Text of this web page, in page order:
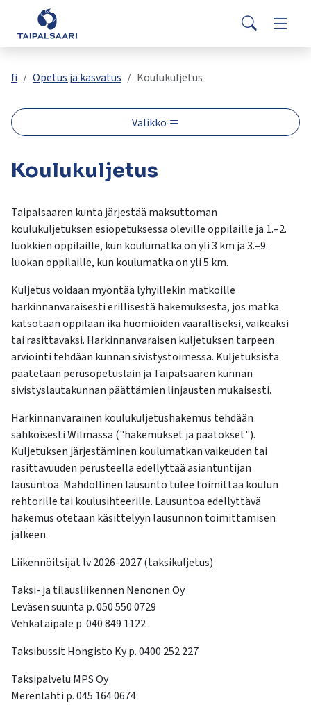
Siirry pääsisältöön
Palaute
Yhteystiedot
Search
Valitse
oleva
ylös-
ja
Siirry
valittuun
painamalla
enteriä.
Kosketuslaitteiden
käyttäjät
voivat
käyttää
kosketus-
ja
pyyhkäisyliikkeitä.
Asuminen ja rakentaminen
Opetus ja kasvatus
Hyvinvointi ja terveys
Kulttuuri ja vapaa-aika
Kunta ja päätöksenteko
Työ ja yrittäminen
fi Opetus ja kasvatus Koulukuljetus
Valikko
Koulukuljetus
Taipalsaaren kunta järjestää maksuttoman
koulukuljetuksen esiopetuksessa oleville oppilaille ja 1.–2.
luokkien oppilaille, kun koulumatka on yli 3 km ja 3.–9.
luokan oppilaille, kun koulumatka on yli 5 km.
Kuljetus voidaan myöntää lyhyillekin matkoille
harkinnanvaraisesti erillisestä hakemuksesta, jos matka
katsotaan oppilaan ikä huomioiden vaaralliseksi, vaikeaksi
tai rasittavaksi. Harkinnanvaraisen kuljetuksen tarpeen
arviointi tehdään kunnan sivistystoimessa. Kuljetuksista
päätetään perusopetuslain ja Taipalsaaren kunnan
sivistyslautakunnan päättämien linjausten mukaisesti.
Harkinnanvarainen koulukuljetushakemus tehdään
sähköisesti Wilmassa ("hakemukset ja päätökset").
Kuljetuksen järjestäminen koulumatkan vaikeuden tai
rasittavuuden perusteella edellyttää asiantuntijan
lausuntoa. Mahdollinen lausunto tulee toimittaa koulun
rehtorille tai koulusihteerille. Lausuntoa edellyttävä
hakemus otetaan käsittelyyn lausunnon toimittamisen
jälkeen.
Liikennöitsijät lv 2026-2027 (taksikuljetus)
Taksi- ja tilausliikennen Nenonen Oy
Leväsen suunta p. 050 550 0729
Vehkataipale p. 040 849 1122
Taksibussit Hongisto Ky p. 0400 252 227
Taksipalvelu MPS Oy
Merenlahti p. 045 164 0674